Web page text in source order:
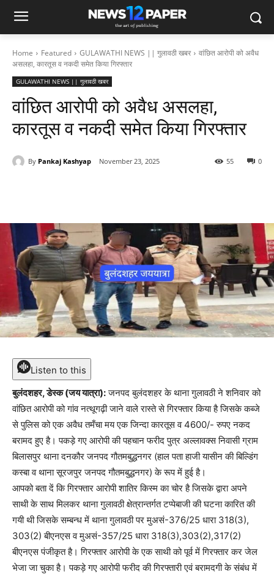
Home Featured GULAWATHI NEWS || गुलावठी खबर
वांछित आरोपी को अवैध
असलहा, कारतूस व नकदी समेत किया गिरफ्तार
GULAWATHI NEWS || गुलावठी खबर
वांछित आरोपी को अवैध असलहा,
कारतूस व नकदी समेत किया गिरफ्तार
By Pankaj Kashyap November 23, 2025 0
55
Listen to this
बुलंदशहर, डेस्क (जय यात्रा):जनपद बुलंदशहर के थाना गुलावठी ने शनिवार को
वांछित आरोपी को गांव नत्थूगढ़ी जाने वाले रास्ते से गिरफ्तार किया है जिसके कब्जे
से पुलिस को एक अवैध तमँचा मय एक जिन्दा कारतूस व 4600/- रुपए नकद
बरामद हुए है। पकड़े गए आरोपी की पहचान फरीद पुत्र अल्लावक्स निवासी ग्राम
बिलासपुर थाना दनकौर जनपद गौतमबुद्धनगर (हाल पता हाजी यासीन की बिल्डिंग
कस्बा व थाना सूरजपुर जनपद गौतमबुद्धनगर) के रूप में हुई है।
आपको बता दें कि गिरफ्तार आरोपी शातिर किस्म का चोर है जिसके द्वारा अपने
साथी के साथ मिलकर थाना गुलावठी क्षेत्रान्तर्गत टप्पेबाजी की घटना कारित की
गयी थी जिसके सम्बन्ध में थाना गुलावठी पर मुअसं-376/25 धारा 318(3),
303(2) बीएनएस व मुअसं-357/25 धारा 318(3),303(2),317(2)
बीएनएस पंजीकृत है। गिरफ्तार आरोपी के एक साथी को पूर्व में गिरफ्तार कर जेल
भेजा जा चुका है। पकड़े गए आरोपी फरीद की गिरफ्तारी एवं बरामदगी के संबंध में